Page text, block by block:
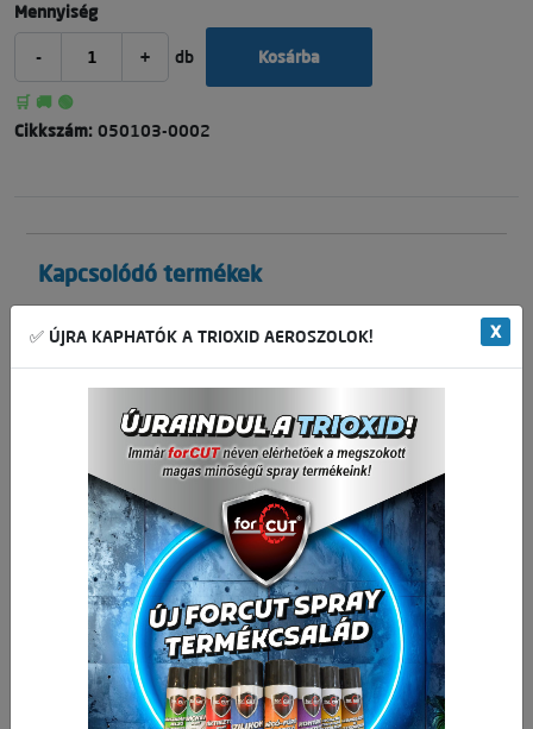
Mennyiség
- + db Kosárba
🛒 🚚 🟢
Cikkszám: 050103-0002
Kapcsolódó termékek
Lágyforrasztó ón 50% 1,5mm / 15gr
✅ ÚJRA KAPHATÓK A TRIOXID AEROSZOLOK! X